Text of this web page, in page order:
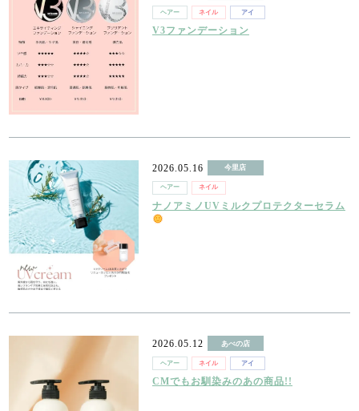
ヘアー ネイル アイ
V3ファンデーション
2026.05.16 今里店
ヘアー ネイル
ナノアミノUVミルクプロテクターセラム
2026.05.12 あべの店
ヘアー ネイル アイ
CMでもお馴染みのあの商品!!